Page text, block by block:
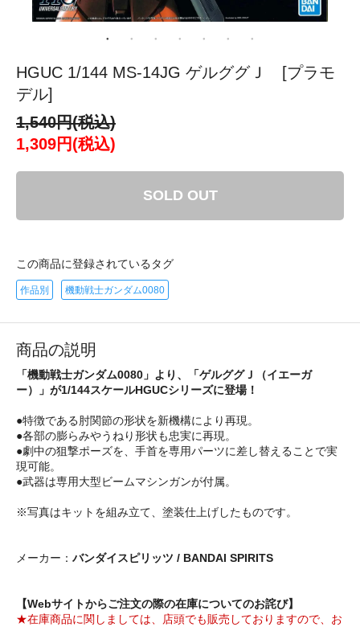
HGUC 1/144 MS-14JG ゲルググＪ [プラモ
デル]
1,540円(税込)
1,309円(税込)
SOLD OUT
この商品に登録されているタグ
作品別 機動戦士ガンダム0080
商品の説明
「機動戦士ガンダム0080」より、「ゲルググＪ（イエーガ
ー）」が1/144スケールHGUCシリーズに登場！
●特徴である肘関節の形状を新機構により再現。
●各部の膨らみやうねり形状も忠実に再現。
●劇中の狙撃ポーズを、手首を専用パーツに差し替えることで実
現可能。
●武器は専用大型ビームマシンガンが付属。
※写真はキットを組み立て、塗装仕上げしたものです。
メーカー： バンダイスピリッツ / BANDAI SPIRITS
【Webサイトからご注文の際の在庫についてのお詫び】
★在庫商品に関しましては、店頭でも販売しておりますので、お